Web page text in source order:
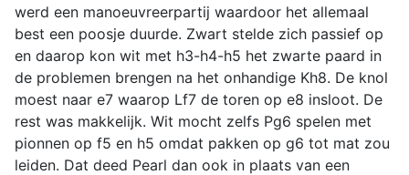
werd een manoeuvreerpartij waardoor het allemaal
best een poosje duurde. Zwart stelde zich passief op
en daarop kon wit met h3-h4-h5 het zwarte paard in
de problemen brengen na het onhandige Kh8. De knol
moest naar e7 waarop Lf7 de toren op e8 insloot. De
rest was makkelijk. Wit mocht zelfs Pg6 spelen met
pionnen op f5 en h5 omdat pakken op g6 tot mat zou
leiden. Dat deed Pearl dan ook in plaats van een